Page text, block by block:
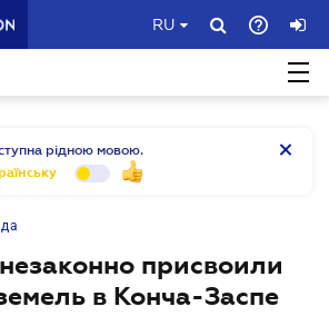
RU
рідною мовою.
присвоили
в Конча-Заспе